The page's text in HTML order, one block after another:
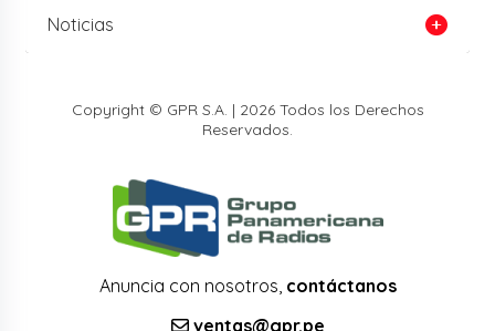
Noticias
Copyright © GPR S.A. | 2026 Todos los Derechos
Reservados.
Anuncia con nosotros, contáctanos
ventas@gpr.pe